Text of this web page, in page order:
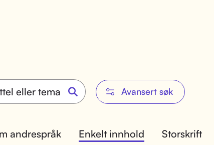
Avansert søk
andrespråk Enkelt innhold Storskrift